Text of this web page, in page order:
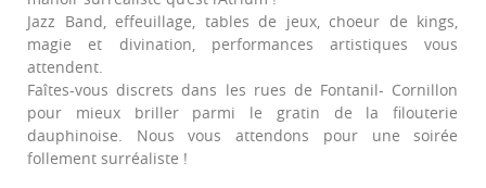
Jazz Band, effeuillage, tables de jeux, choeur de kings,
magie et divination, performances artistiques vous
attendent.
Faîtes-vous discrets dans les rues de Fontanil- Cornillon
pour mieux briller parmi le gratin de la filouterie
dauphinoise. Nous vous attendons pour une soirée
follement surréaliste !